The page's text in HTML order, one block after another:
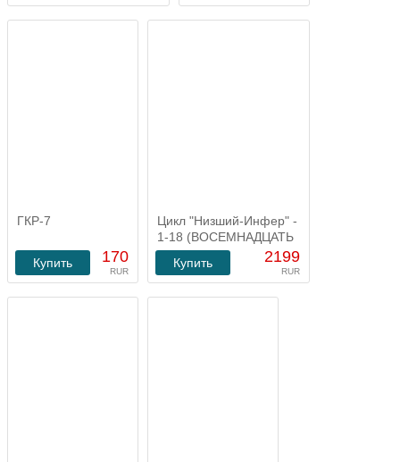
ГКР-7
170
RUR
Купить
Цикл "Низший-Инфер" -
1-18 (ВОСЕМНАДЦАТЬ
романов)
2199
RUR
Купить